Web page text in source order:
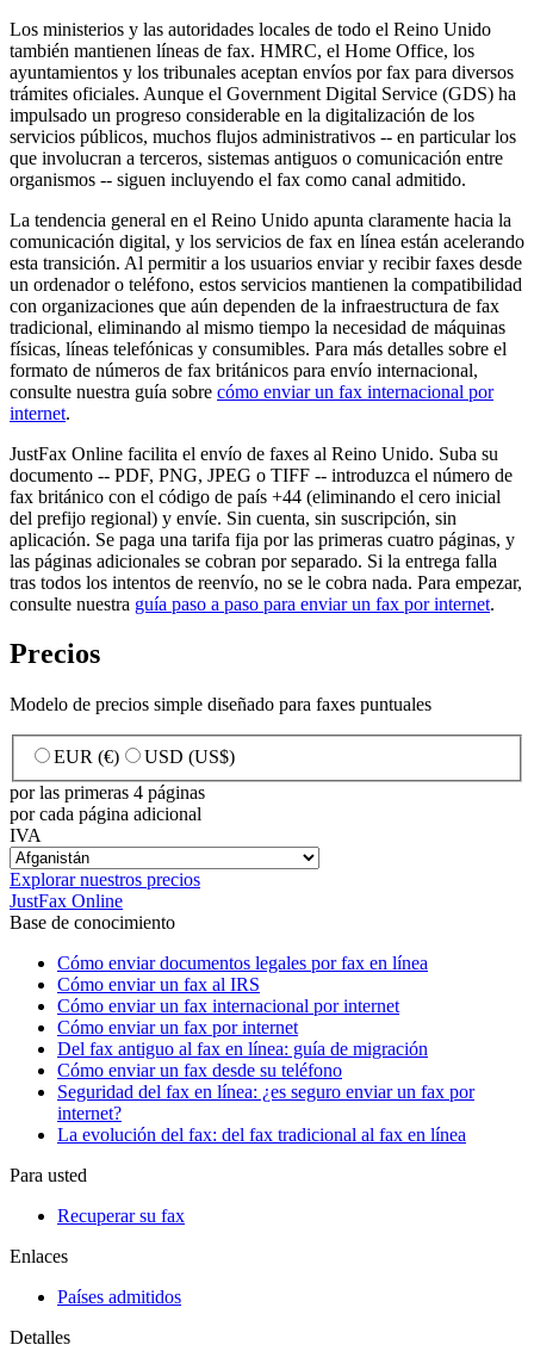
Los ministerios y las autoridades locales de todo el Reino Unido
también mantienen líneas de fax. HMRC, el Home Office, los
ayuntamientos y los tribunales aceptan envíos por fax para diversos
trámites oficiales. Aunque el Government Digital Service (GDS) ha
impulsado un progreso considerable en la digitalización de los
servicios públicos, muchos flujos administrativos -- en particular los
que involucran a terceros, sistemas antiguos o comunicación entre
organismos -- siguen incluyendo el fax como canal admitido.
La tendencia general en el Reino Unido apunta claramente hacia la
comunicación digital, y los servicios de fax en línea están acelerando
esta transición. Al permitir a los usuarios enviar y recibir faxes desde
un ordenador o teléfono, estos servicios mantienen la compatibilidad
con organizaciones que aún dependen de la infraestructura de fax
tradicional, eliminando al mismo tiempo la necesidad de máquinas
físicas, líneas telefónicas y consumibles. Para más detalles sobre el
formato de números de fax británicos para envío internacional,
consulte nuestra guía sobre cómo enviar un fax internacional por
internet.
JustFax Online facilita el envío de faxes al Reino Unido. Suba su
documento -- PDF, PNG, JPEG o TIFF -- introduzca el número de
fax británico con el código de país +44 (eliminando el cero inicial
del prefijo regional) y envíe. Sin cuenta, sin suscripción, sin
aplicación. Se paga una tarifa fija por las primeras cuatro páginas, y
las páginas adicionales se cobran por separado. Si la entrega falla
tras todos los intentos de reenvío, no se le cobra nada. Para empezar,
consulte nuestra guía paso a paso para enviar un fax por internet.
Precios
Modelo de precios simple diseñado para faxes puntuales
EUR (€)
USD (US$)
por las primeras 4 páginas
por cada página adicional
IVA
Explorar nuestros precios
JustFax Online
Base de conocimiento
Cómo enviar documentos legales por fax en línea
Cómo enviar un fax al IRS
Cómo enviar un fax internacional por internet
Cómo enviar un fax por internet
Del fax antiguo al fax en línea: guía de migración
Cómo enviar un fax desde su teléfono
Seguridad del fax en línea: ¿es seguro enviar un fax por
internet?
La evolución del fax: del fax tradicional al fax en línea
Para usted
Recuperar su fax
Enlaces
Países admitidos
Detalles